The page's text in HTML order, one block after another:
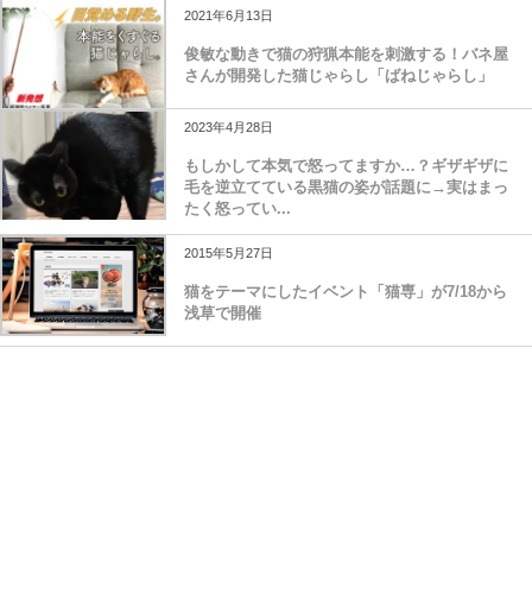
2021年6月13日
俊敏な動きで猫の狩猟本能を刺激する！バネ屋
さんが開発した猫じゃらし「ばねじゃらし」
2023年4月28日
もしかして本気で怒ってますか…？ギザギザに
毛を逆立てている黒猫の姿が話題に→実はまっ
たく怒ってい...
2015年5月27日
猫をテーマにしたイベント「猫専」が7/18から
浅草で開催